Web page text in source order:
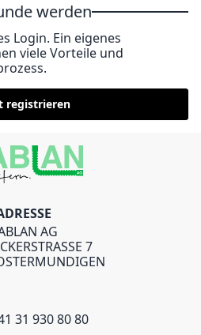
werden
Login. Ein eigenes
viele Vorteile und
registrieren
AG
7
31 930 80 80